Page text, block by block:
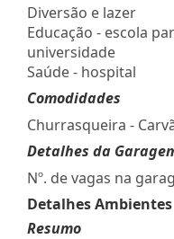
Diversão e lazer
Educação - escola
universidade
Saúde - hospital
Comodidades
Churrasqueira -
Detalhes da
Nº. de vagas na
Detalhes Ambientes
Resumo